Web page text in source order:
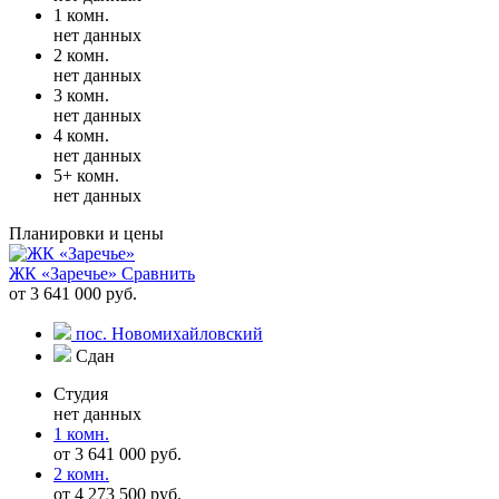
1 комн.
нет данных
2 комн.
нет данных
3 комн.
нет данных
4 комн.
нет данных
5+ комн.
нет данных
Планировки и цены
ЖК «Заречье» Сравнить
от 3 641 000 руб.
пос. Новомихайловский
Сдан
Студия
нет данных
1 комн.
от 3 641 000 руб.
2 комн.
от 4 273 500 руб.